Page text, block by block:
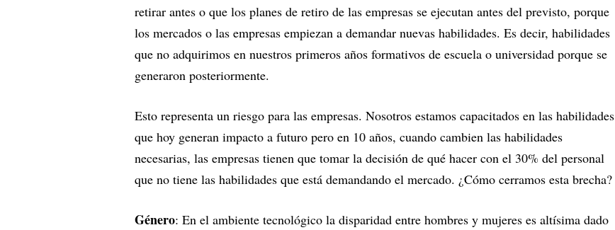
retirar antes o que los planes de retiro de las empresas se ejecutan antes del previsto, porque
los mercados o las empresas empiezan a demandar nuevas habilidades. Es decir, habilidades
que no adquirimos en nuestros primeros años formativos de escuela o universidad porque se
generaron posteriormente.
Esto representa un riesgo para las empresas. Nosotros estamos capacitados en las habilidades
que hoy generan impacto a futuro pero en 10 años, cuando cambien las habilidades
necesarias, las empresas tienen que tomar la decisión de qué hacer con el 30% del personal
que no tiene las habilidades que está demandando el mercado. ¿Cómo cerramos esta brecha?
Género: En el ambiente tecnológico la disparidad entre hombres y mujeres es altísima dado